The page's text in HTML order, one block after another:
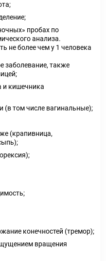
пробах по
анализа.
не более чем у 1 человека
заболевание, также
и кишечника
(в том числе вагинальные);
(крапивница,
конечностей (тремор);
вращения